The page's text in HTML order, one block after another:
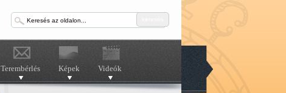
Terembérlés Képek Videók